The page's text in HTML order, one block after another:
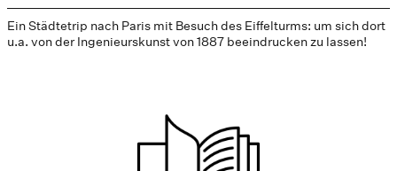
Ein Städtetrip nach Paris mit Besuch des Eiffelturms: um sich dort
u.a. von der Ingenieurskunst von 1887 beeindrucken zu lassen!